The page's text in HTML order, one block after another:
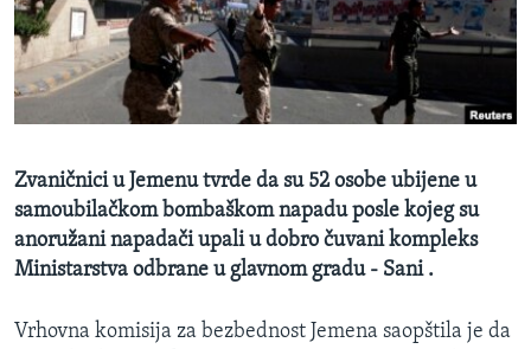
SPORT
INTERVJU
Zvaničnici u Jemenu tvrde da su 52 osobe ubijene u
samoubilačkom bombaškom napadu posle kojeg su
anoružani napadači upali u dobro čuvani kompleks
Ministarstva odbrane u glavnom gradu - Sani .
Vrhovna komisija za bezbednost Jemena saopštila je da